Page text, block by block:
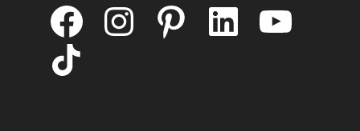
Facebook Instagram Pinterest LinkedIn
TikTok